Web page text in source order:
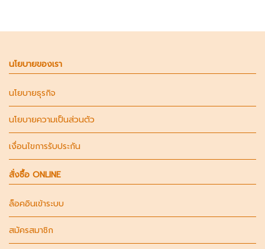
นโยบายของเรา
นโยบายธุรกิจ
นโยบายความเป็นส่วนตัว
เงื่อนไขการรับประกัน
สั่งซื้อ ONLINE
ล็อคอินเข้าระบบ
สมัครสมาชิก